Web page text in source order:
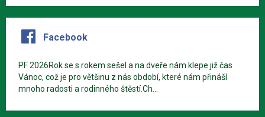
Facebook
PF 2026Rok se s rokem sešel a na dveře nám klepe již čas
Vánoc, což je pro většinu z nás období, které nám přináší
mnoho radosti a rodinného štěstí.Ch...